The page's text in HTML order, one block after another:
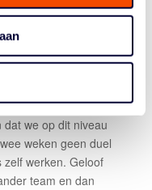
weer en een
aan als een
het winnen in ons
zijn. Ze
net iets tekort
en dat is lastig.
we op dit niveau
weken geen duel
werken. Geloof
team en dan